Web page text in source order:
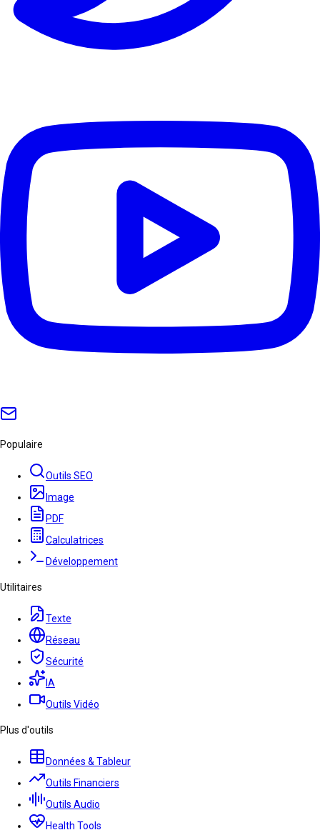
Populaire
Outils SEO
Image
PDF
Calculatrices
Développement
Utilitaires
Texte
Réseau
Sécurité
IA
Outils Vidéo
Plus d'outils
Données & Tableur
Outils Financiers
Outils Audio
Health Tools